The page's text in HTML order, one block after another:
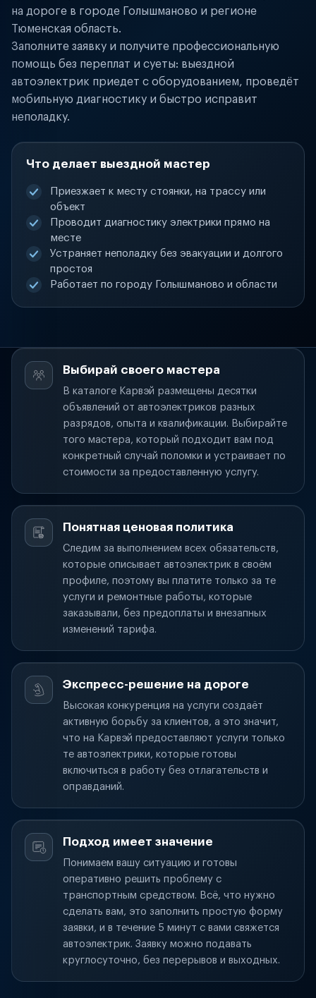
на дороге в городе Голышманово и регионе
Тюменская область.
Заполните заявку и получите профессиональную
помощь без переплат и суеты: выездной
автоэлектрик приедет с оборудованием, проведёт
мобильную диагностику и быстро исправит
неполадку.
Что делает выездной мастер
Приезжает к месту стоянки, на трассу или
объект
Проводит диагностику электрики прямо на
месте
Устраняет неполадку без эвакуации и долгого
простоя
Работает по городу Голышманово и области
Выбирай своего мастера
В каталоге Карвэй размещены десятки
объявлений от автоэлектриков разных
разрядов, опыта и квалификации. Выбирайте
того мастера, который подходит вам под
конкретный случай поломки и устраивает по
стоимости за предоставленную услугу.
Понятная ценовая политика
Следим за выполнением всех обязательств,
которые описывает автоэлектрик в своём
профиле, поэтому вы платите только за те
услуги и ремонтные работы, которые
заказывали, без предоплаты и внезапных
изменений тарифа.
Экспресс-решение на дороге
Высокая конкуренция на услуги создаёт
активную борьбу за клиентов, а это значит,
что на Карвэй предоставляют услуги только
те автоэлектрики, которые готовы
включиться в работу без отлагательств и
оправданий.
Подход имеет значение
Понимаем вашу ситуацию и готовы
оперативно решить проблему с
транспортным средством. Всё, что нужно
сделать вам, это заполнить простую форму
заявки, и в течение 5 минут с вами свяжется
автоэлектрик. Заявку можно подавать
круглосуточно, без перерывов и выходных.